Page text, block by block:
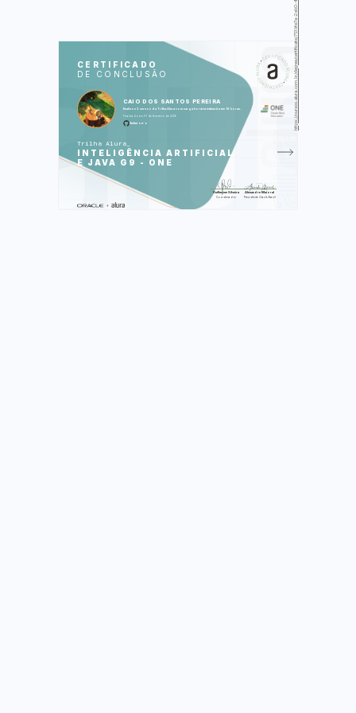
CERTIFICADO
DE CONCLUSÃO
CAIO DOS SANTOS PEREIRA
finalizou 2 cursos da Trilha Alura com carga horária estimada em 18 horas.
Finalizado em 07 de fevereiro de 2026
Acheron-o
Trilha Alura
INTELIGÊNCIA ARTIFICIAL
E JAVA G9 - ONE
Guilherme Silveira
Coordenador
Alexandre Maioral
Presidente Oracle Brasil
CUR
ChatGPT e programação: aumente
sua produtividade
Spring AI: integre uma aplicação
Spring com a OpenAI
Foram feitas 72 de 72 atividades.